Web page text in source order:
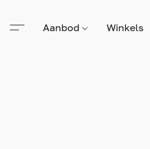
Aanbod Winkels